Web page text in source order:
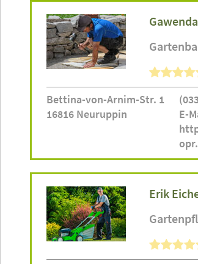
Bettina-von-Arnim-Str. 1
16816 Neuruppin
E-
Erik